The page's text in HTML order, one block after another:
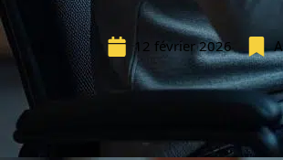
12 février 2026